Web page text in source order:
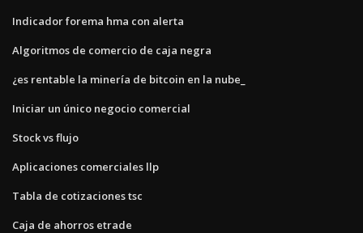
Indicador forema hma con alerta
Algoritmos de comercio de caja negra
¿es rentable la minería de bitcoin en la nube_
Iniciar un único negocio comercial
Stock vs flujo
Aplicaciones comerciales llp
Tabla de cotizaciones tsc
Caja de ahorros etrade